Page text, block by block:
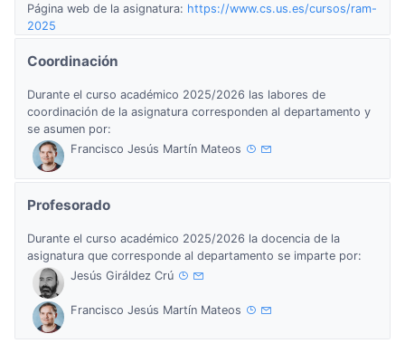
Página web de la asignatura: https://www.cs.us.es/cursos/ram-
2025
Coordinación
Durante el curso académico 2025/2026 las labores de
coordinación de la asignatura corresponden al departamento y
se asumen por:
Francisco Jesús Martín Mateos
Profesorado
Durante el curso académico 2025/2026 la docencia de la
asignatura que corresponde al departamento se imparte por:
Jesús Giráldez Crú
Francisco Jesús Martín Mateos